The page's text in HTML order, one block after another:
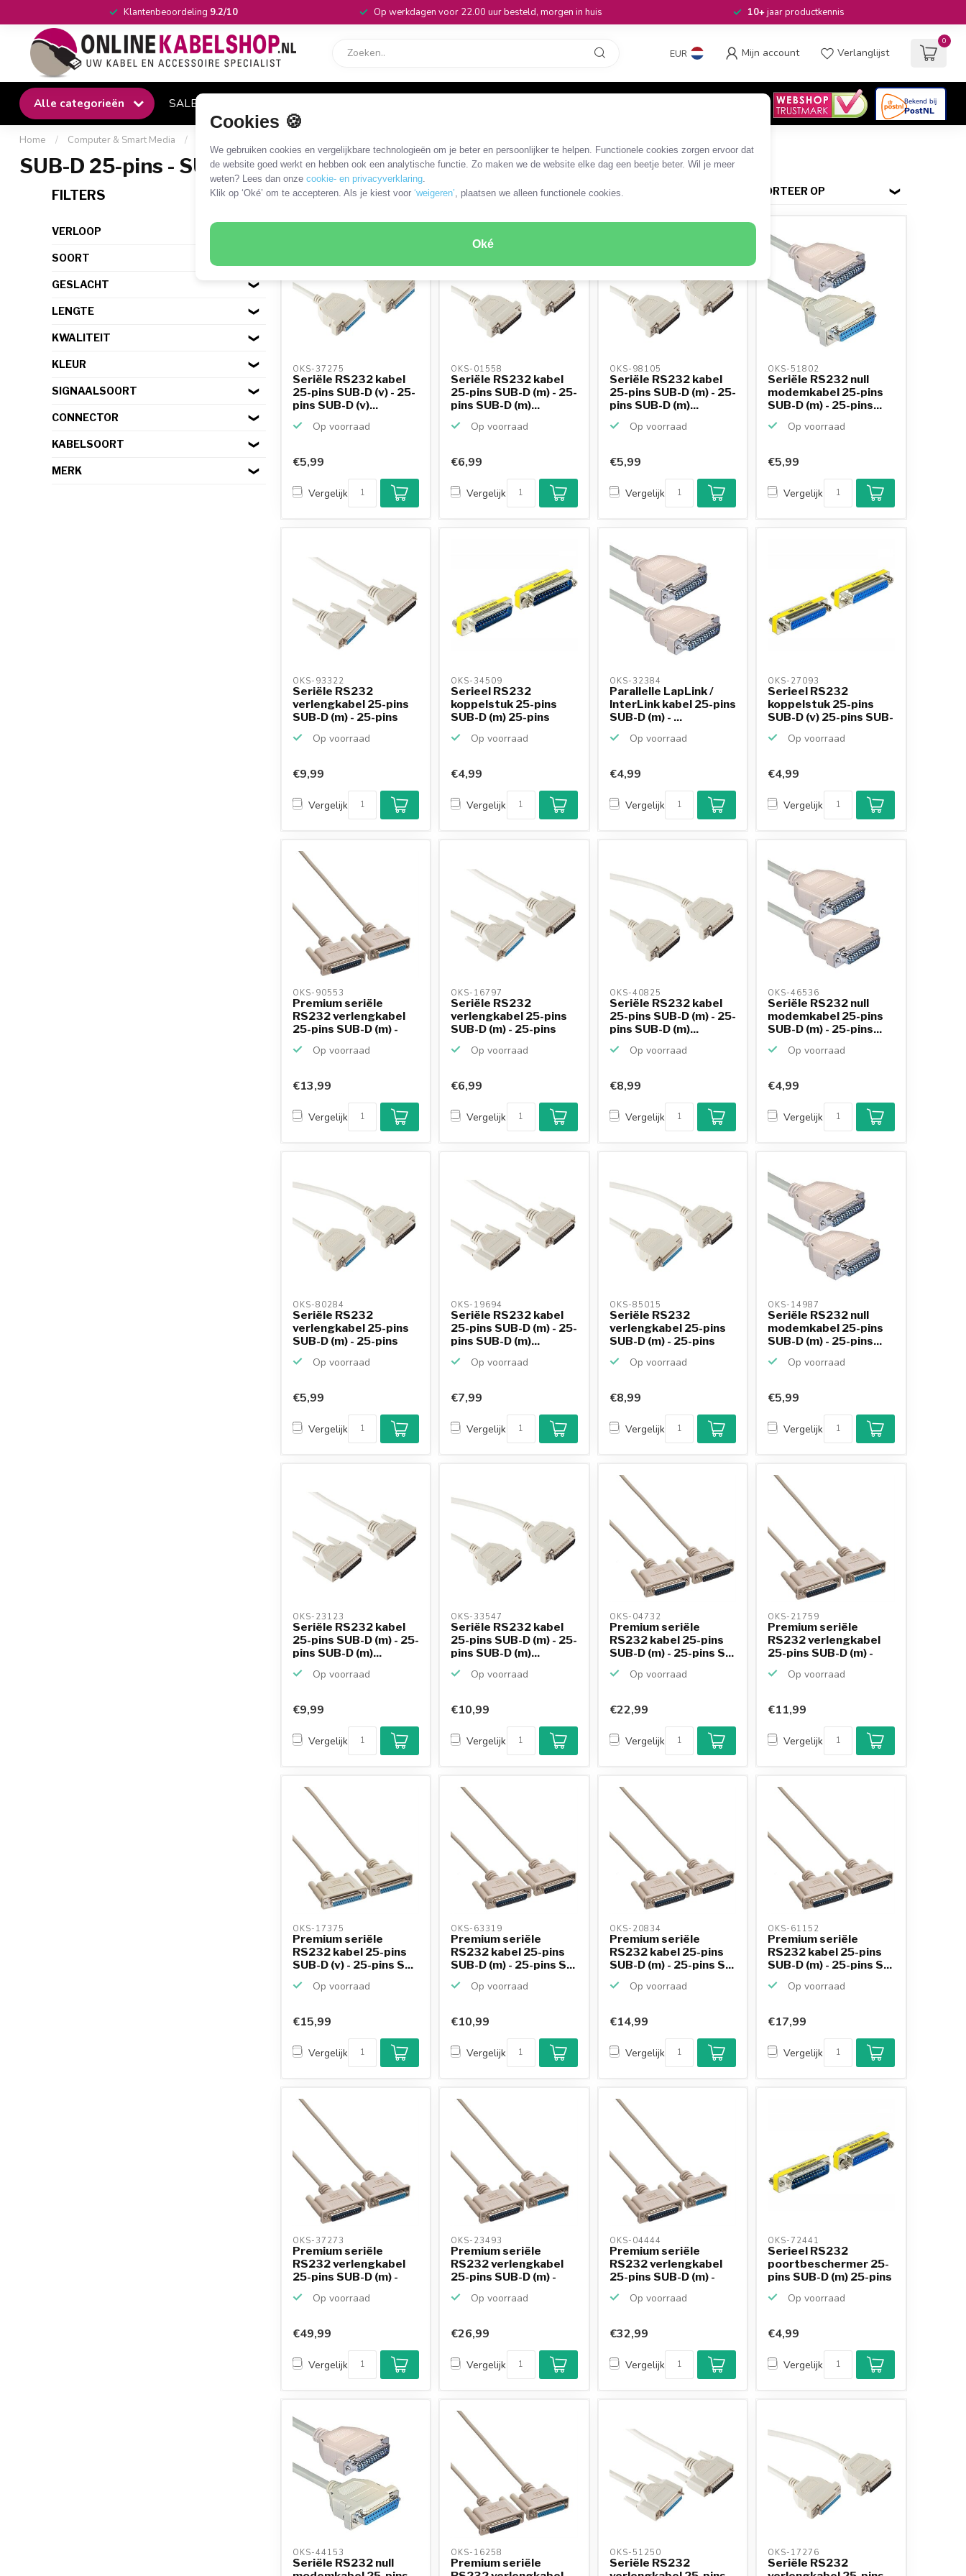
Cookies 🍪
We gebruiken cookies en vergelijkbare technologieën om je beter en persoonlijker te helpen. Functionele cookies zorgen ervoor dat
de website goed werkt en hebben ook een analytische functie. Zo maken we de website elke dag een beetje beter. Wil je meer
weten? Lees dan onze cookie- en privacyverklaring.
Klik op ‘Oké’ om te accepteren. Als je kiest voor ‘weigeren’, plaatsen we alleen functionele cookies.
Oké
Klantenbeoordeling 9.2/10 Op werkdagen voor 22.00 uur besteld, morgen in huis 10+jaar productkennis
EUR Mijn account Verlanglijst
0
Alle categorieën SALE
Home / Computer & Smart Media /
SUB-D 25-pins - SUB-D 25-pins
FILTERS
VERLOOP
SOORT
GESLACHT
LENGTE
KWALITEIT
KLEUR
SIGNAALSOORT
CONNECTOR
KABELSOORT
MERK
36 PRODUCTEN SORTEER OP
OKS-37275
Seriële RS232 kabel
25-pins SUB-D (v) - 25-
pins SUB-D (v)...
Op voorraad
€5,99
Vergelijk
OKS-01558
Seriële RS232 kabel
25-pins SUB-D (m) - 25-
pins SUB-D (m)...
Op voorraad
€6,99
Vergelijk
OKS-98105
Seriële RS232 kabel
25-pins SUB-D (m) - 25-
pins SUB-D (m)...
Op voorraad
€5,99
Vergelijk
OKS-51802
Seriële RS232 null
modemkabel 25-pins
SUB-D (m) - 25-pins...
Op voorraad
€5,99
Vergelijk
OKS-93322
Seriële RS232
verlengkabel 25-pins
SUB-D (m) - 25-pins
Op voorraad
€9,99
Vergelijk
OKS-34509
Serieel RS232
koppelstuk 25-pins
SUB-D (m) 25-pins
Op voorraad
€4,99
Vergelijk
OKS-32384
Parallelle LapLink /
InterLink kabel 25-pins
SUB-D (m) - ...
Op voorraad
€4,99
Vergelijk
OKS-27093
Serieel RS232
koppelstuk 25-pins
SUB-D (v) 25-pins SUB-
Op voorraad
€4,99
Vergelijk
OKS-90553
Premium seriële
RS232 verlengkabel
25-pins SUB-D (m) -
Op voorraad
€13,99
Vergelijk
OKS-16797
Seriële RS232
verlengkabel 25-pins
SUB-D (m) - 25-pins
Op voorraad
€6,99
Vergelijk
OKS-40825
Seriële RS232 kabel
25-pins SUB-D (m) - 25-
pins SUB-D (m)...
Op voorraad
€8,99
Vergelijk
OKS-46536
Seriële RS232 null
modemkabel 25-pins
SUB-D (m) - 25-pins...
Op voorraad
Klantenbeoordeling
9,2/10
Achteraf betalen
mogelijk
€4,99
Vergelijk
OKS-80284
Seriële RS232
verlengkabel 25-pins
SUB-D (m) - 25-pins
Op voorraad
€5,99
Vergelijk
OKS-19694
Seriële RS232 kabel
25-pins SUB-D (m) - 25-
pins SUB-D (m)...
Op voorraad
€7,99
Vergelijk
OKS-85015
Seriële RS232
verlengkabel 25-pins
SUB-D (m) - 25-pins
Op voorraad
€8,99
Vergelijk
OKS-14987
Seriële RS232 null
modemkabel 25-pins
SUB-D (m) - 25-pins...
Op voorraad
€5,99
Vergelijk
OKS-23123
Seriële RS232 kabel
25-pins SUB-D (m) - 25-
pins SUB-D (m)...
Op voorraad
€9,99
Vergelijk
OKS-33547
Seriële RS232 kabel
25-pins SUB-D (m) - 25-
pins SUB-D (m)...
Op voorraad
€10,99
Vergelijk
OKS-04732
Premium seriële
RS232 kabel 25-pins
SUB-D (m) - 25-pins S...
Op voorraad
€22,99
Vergelijk
OKS-21759
Premium seriële
RS232 verlengkabel
25-pins SUB-D (m) -
Op voorraad
€11,99
Vergelijk
OKS-17375
Premium seriële
RS232 kabel 25-pins
SUB-D (v) - 25-pins S...
Op voorraad
€15,99
Vergelijk
OKS-63319
Premium seriële
RS232 kabel 25-pins
SUB-D (m) - 25-pins S...
Op voorraad
€10,99
Vergelijk
OKS-20834
Premium seriële
RS232 kabel 25-pins
SUB-D (m) - 25-pins S...
Op voorraad
€14,99
Vergelijk
OKS-61152
Premium seriële
RS232 kabel 25-pins
SUB-D (m) - 25-pins S...
Op voorraad
Klantenbeoordeling
9,2/10
Achteraf betalen
mogelijk
€17,99
Vergelijk
OKS-37273
Premium seriële
RS232 verlengkabel
25-pins SUB-D (m) -
Op voorraad
€49,99
Vergelijk
OKS-23493
Premium seriële
RS232 verlengkabel
25-pins SUB-D (m) -
Op voorraad
€26,99
Vergelijk
OKS-04444
Premium seriële
RS232 verlengkabel
25-pins SUB-D (m) -
Op voorraad
€32,99
Vergelijk
OKS-72441
Serieel RS232
poortbeschermer 25-
pins SUB-D (m) 25-pins
Op voorraad
€4,99
Vergelijk
OKS-44153
Seriële RS232 null
OKS-16258
Premium seriële
OKS-51250
Seriële RS232
OKS-17276
Seriële RS232